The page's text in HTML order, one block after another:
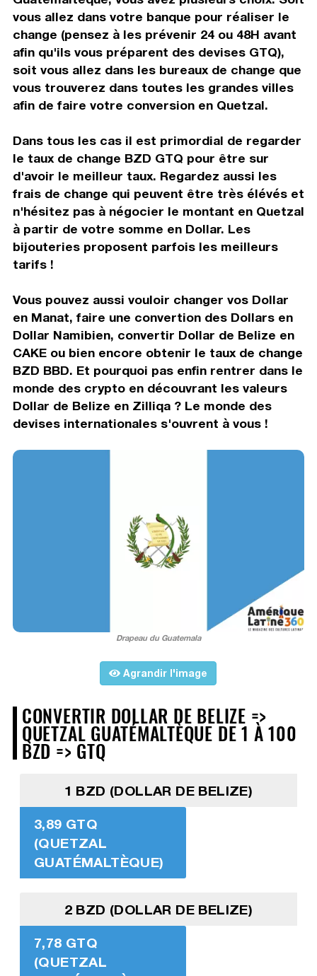
vous allez dans votre banque pour réaliser le
change (pensez à les prévenir 24 ou 48H avant
afin qu'ils vous préparent des devises GTQ),
soit vous allez dans les bureaux de change que
vous trouverez dans toutes les grandes villes
afin de faire votre conversion en Quetzal.
Dans tous les cas il est primordial de regarder
le taux de change BZD GTQ pour être sur
d'avoir le meilleur taux. Regardez aussi les
frais de change qui peuvent être très élévés et
n'hésitez pas à négocier le montant en Quetzal
à partir de votre somme en Dollar. Les
bijouteries proposent parfois les meilleurs
tarifs !
Vous pouvez aussi vouloir changer vos Dollar
en Manat, faire une convertion des Dollars en
Dollar Namibien, convertir Dollar de Belize en
CAKE ou bien encore obtenir le taux de change
BZD BBD. Et pourquoi pas enfin rentrer dans le
monde des crypto en découvrant les valeurs
Dollar de Belize en Zilliqa ? Le monde des
devises internationales s'ouvrent à vous !
Drapeau du Guatemala
Agrandir l'image
CONVERTIR DOLLAR DE BELIZE =>
QUETZAL GUATÉMALTÈQUE DE 1 À 100
BZD => GTQ
1 BZD (DOLLAR DE BELIZE)
3,89 GTQ
(QUETZAL
GUATÉMALTÈQUE)
2 BZD (DOLLAR DE BELIZE)
7,78 GTQ
(QUETZAL